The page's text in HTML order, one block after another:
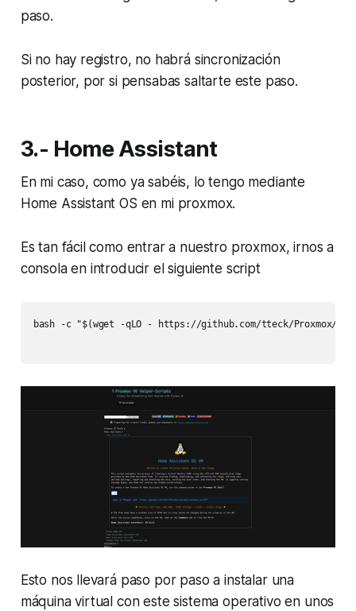
paso.
Si no hay registro, no habrá sincronización
posterior, por si pensabas saltarte este paso.
3.- Home Assistant
En mi caso, como ya sabéis, lo tengo mediante
Home Assistant OS en mi proxmox.
Es tan fácil como entrar a nuestro proxmox, irnos a
consola en introducir el siguiente script
bash -c "$(wget -qLO - https://github.com/tteck/Proxmox/raw/
Esto nos llevará paso por paso a instalar una
máquina virtual con este sistema operativo en unos